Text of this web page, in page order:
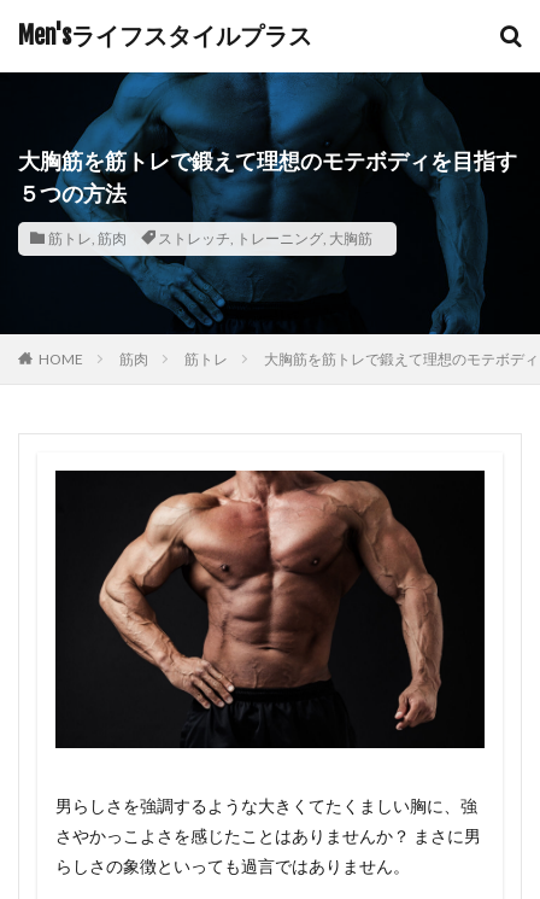
Men'sライフスタイルプラス
大胸筋を筋トレで鍛えて理想のモテボディを目指す
５つの方法
筋トレ, 筋肉 ストレッチ, トレーニング, 大胸筋
HOME 筋肉 筋トレ 大胸筋を筋トレで鍛えて理想のモテボデ
男らしさを強調するような大きくてたくましい胸に、強
さやかっこよさを感じたことはありませんか？ まさに男
らしさの象徴といっても過言ではありません。